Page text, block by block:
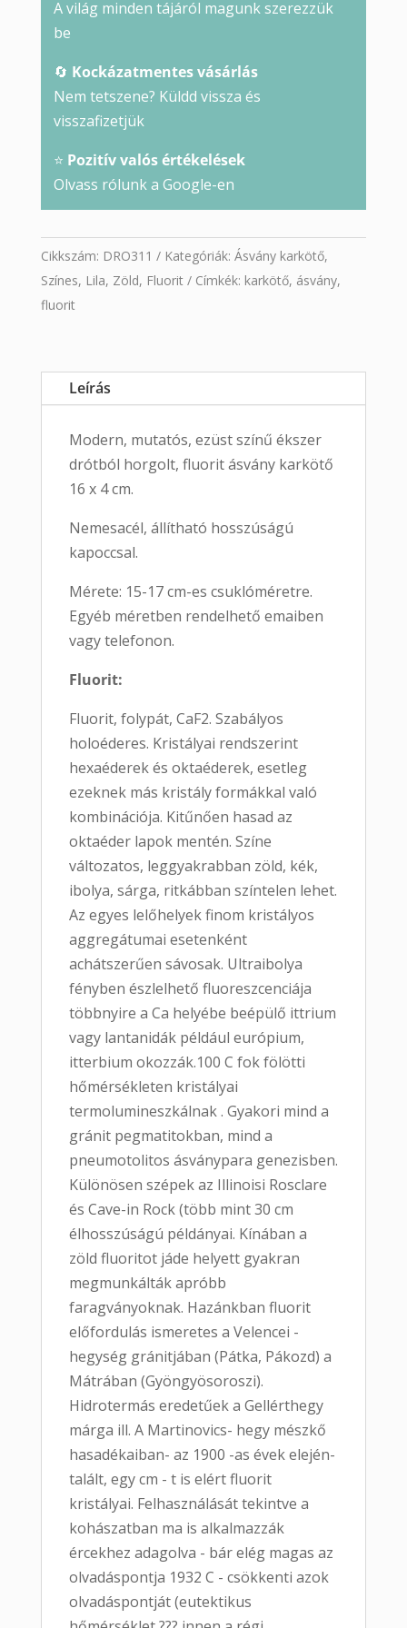
A világ minden tájáról magunk szerezzük
be
🔄 Kockázatmentes vásárlás
Nem tetszene? Küldd vissza és
visszafizetjük
⭐ Pozitív valós értékelések
Olvass rólunk a Google-en
Cikkszám: DRO311 Kategóriák: Ásvány karkötő,
Színes, Lila, Zöld, Fluorit Címkék: karkötő, ásvány,
fluorit
Leírás
Modern, mutatós, ezüst színű ékszer
drótból horgolt, fluorit ásvány karkötő
16 x 4 cm.
Nemesacél, állítható hosszúságú
kapoccsal.
Mérete: 15-17 cm-es csuklóméretre.
Egyéb méretben rendelhető emaiben
vagy telefonon.
Fluorit:
Fluorit, folypát, CaF2. Szabályos
holoéderes. Kristályai rendszerint
hexaéderek és oktaéderek, esetleg
ezeknek más kristály formákkal való
kombinációja. Kitűnően hasad az
oktaéder lapok mentén. Színe
változatos, leggyakrabban zöld, kék,
ibolya, sárga, ritkábban színtelen lehet.
Az egyes lelőhelyek finom kristályos
aggregátumai esetenként
achátszerűen sávosak. Ultraibolya
fényben észlelhető fluoreszcenciája
többnyire a Ca helyébe beépülő ittrium
vagy lantanidák például európium,
itterbium okozzák.100 C fok fölötti
hőmérsékleten kristályai
termolumineszkálnak . Gyakori mind a
gránit pegmatitokban, mind a
pneumotolitos ásványpara genezisben.
Különösen szépek az Illinoisi Rosclare
és Cave-in Rock (több mint 30 cm
élhosszúságú példányai. Kínában a
zöld fluoritot jáde helyett gyakran
megmunkálták apróbb
faragványoknak. Hazánkban fluorit
előfordulás ismeretes a Velencei -
hegység gránitjában (Pátka, Pákozd) a
Mátrában (Gyöngyösoroszi).
Hidrotermás eredetűek a Gellérthegy
márga ill. A Martinovics- hegy mészkő
hasadékaiban- az 1900 -as évek elején-
talált, egy cm - t is elért fluorit
kristályai. Felhasználását tekintve a
kohászatban ma is alkalmazzák
ércekhez adagolva - bár elég magas az
olvadáspontja 1932 C - csökkenti azok
olvadáspontját (eutektikus